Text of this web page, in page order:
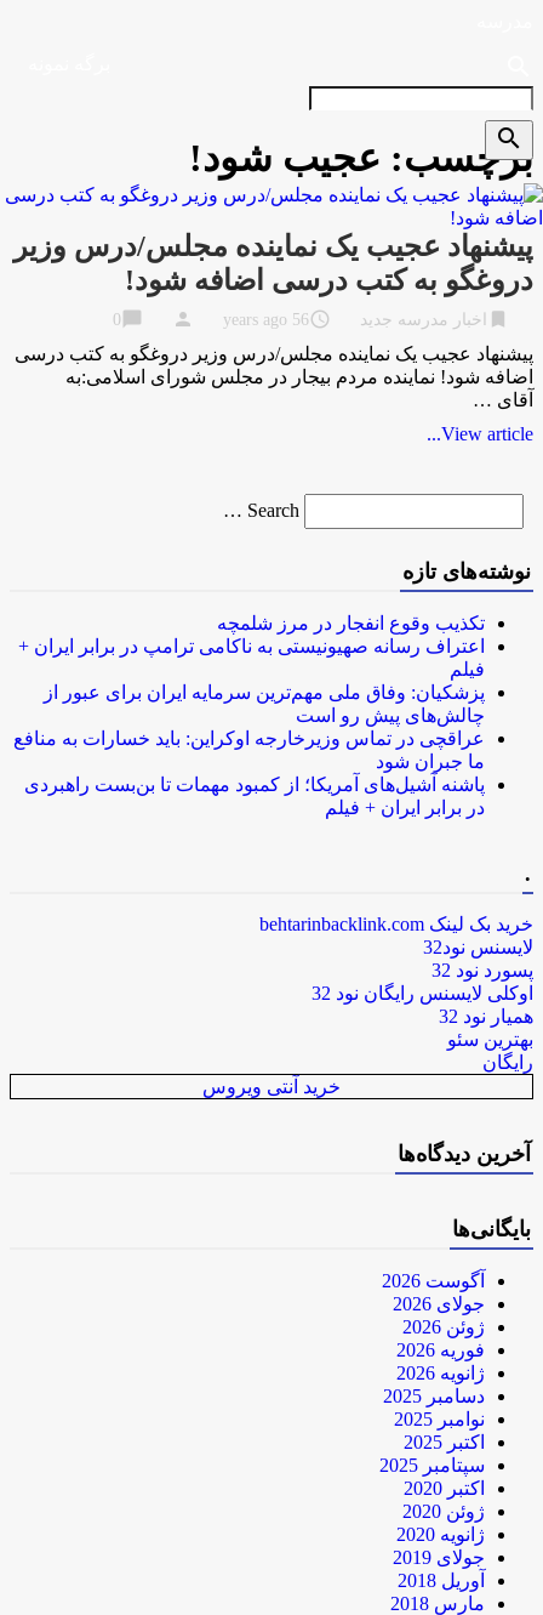
برچسب: عجیب شود!
پیشنهاد عجیب یک نماینده مجلس/درس وزیر
دروغگو به کتب درسی اضافه شود!
اخبار مدرسه جدید access_time
56 years ago
person
chat_bubble
پیشنهاد عجیب یک نماینده مجلس/درس وزیر دروغگو به کتب درسی
اضافه شود! نماینده مردم بیجار در مجلس شورای اسلامی:به
آقای …
View article...
for
Search …
search
نوشته‌های تازه
تکذیب وقوع انفجار در مرز شلمچه
اعتراف رسانه صهیونیستی به ناکامی ترامپ در برابر ایران +
فیلم
پزشکیان: وفاق ملی مهم‌ترین سرمایه ایران برای عبور از
چالش‌های پیش رو است
عراقچی در تماس وزیرخارجه اوکراین: باید خسارات به منافع
ما جبران شود
پاشنه آشیل‌های آمریکا؛ از کمبود مهمات تا بن‌بست راهبردی
در برابر ایران + فیلم
خرید بک لینک behtarinbacklink.com
لایسنس نود32
پسورد نود 32
اوکلی لایسنس رایگان نود 32
همیار نود 32
بهترین سئو
رایگان
خرید آنتی ویروس
آخرین دیدگاه‌ها
بایگانی‌ها
آگوست 2026
جولای 2026
ژوئن 2026
فوریه 2026
ژانویه 2026
دسامبر 2025
نوامبر 2025
اکتبر 2025
سپتامبر 2025
اکتبر 2020
ژوئن 2020
ژانویه 2020
جولای 2019
آوریل 2018
مارس 2018